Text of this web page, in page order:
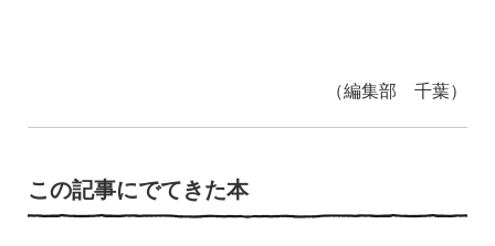
（編集部 千葉）
この記事にでてきた本